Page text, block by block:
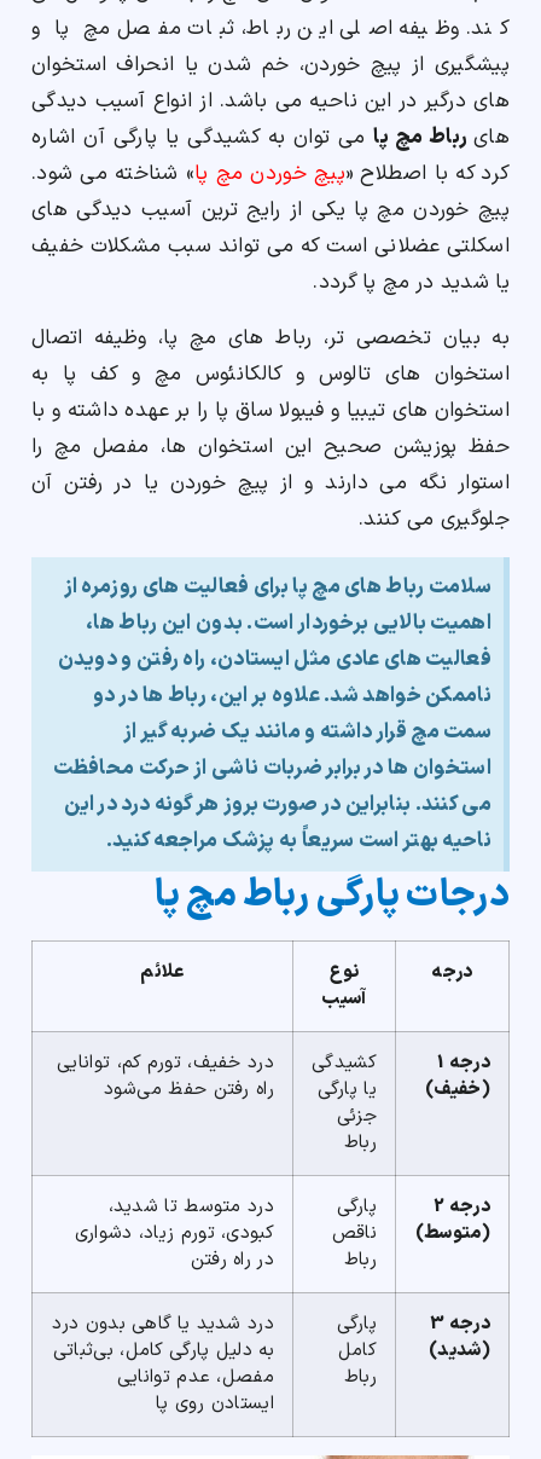
کند. وظیفه اصلی این رباط، ثبات مفصل مچ پا و
پیشگیری از پیچ خوردن، خم شدن یا انحراف استخوان
های درگیر در این ناحیه می باشد. از انواع آسیب دیدگی
هایرباط مچ پامی توان به کشیدگی یا پارگی آن اشاره
کرد که با اصطلاح «پیچ خوردن مچ پا» شناخته می شود.
پیچ خوردن مچ پا یکی از رایج ترین آسیب دیدگی های
اسکلتی عضلانی است که می تواند سبب مشکلات خفیف
یا شدید در مچ پا گردد.
به بیان تخصصی تر، رباط های مچ پا، وظیفه اتصال
استخوان های تالوس و کالکانئوس مچ و کف پا به
استخوان های تیبیا و فیبولا ساق پا را بر عهده داشته و با
حفظ پوزیشن صحیح این استخوان ها، مفصل مچ را
استوار نگه می دارند و از پیچ خوردن یا در رفتن آن
جلوگیری می کنند.
سلامت رباط های مچ پا برای فعالیت های روزمره از
اهمیت بالایی برخوردار است. بدون این رباط ها،
فعالیت های عادی مثل ایستادن، راه رفتن و دویدن
ناممکن خواهد شد. علاوه بر این، رباط ها در دو
سمت مچ قرار داشته و مانند یک ضربه گیر از
استخوان ها در برابر ضربات ناشی از حرکت محافظت
می کنند. بنابراین در صورت بروز هر گونه درد در این
ناحیه بهتر است سریعاً به پزشک مراجعه کنید.
درجات پارگی رباط مچ پا
درجه
نوع
آسیب
علائم
درجه 1
(خفیف)
کشیدگی
یا پارگی
جزئی
رباط
درد خفیف، تورم کم، توانایی
راه رفتن حفظ می‌شود
درجه 2
(متوسط)
پارگی
ناقص
رباط
درد متوسط تا شدید،
کبودی، تورم زیاد، دشواری
در راه رفتن
درجه 3
(شدید)
پارگی
کامل
رباط
درد شدید یا گاهی بدون درد
به دلیل پارگی کامل، بی‌ثباتی
مفصل، عدم توانایی
ایستادن روی پا